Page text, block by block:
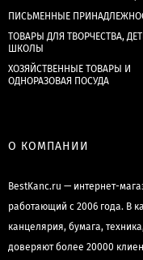
ПИСЬМЕННЫЕ
ТОВАРЫ ДЛЯ ТВОРЧЕСТВА,
ШКОЛЫ
ХОЗЯЙСТВЕННЫЕ ТОВАРЫ И
ОДНОРАЗОВАЯ ПОСУДА
О КОМПАНИИ
BestKanc.ru — интернет-
работающий с 2006 года. В
канцелярия, бумага,
доверяют более 20000